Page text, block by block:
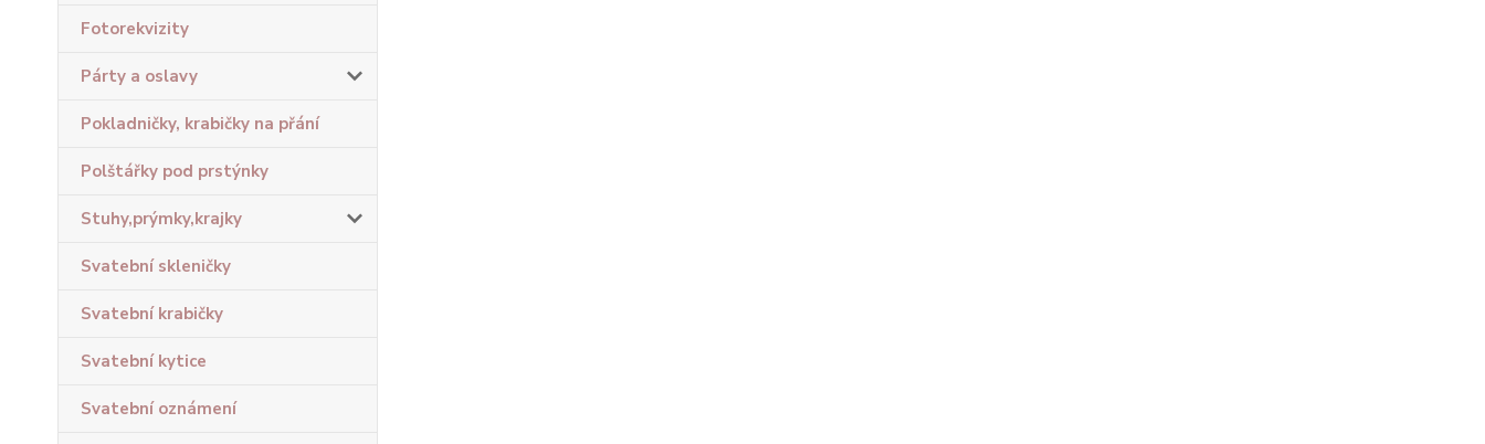
Fotorekvizity
Párty a oslavy
Pokladničky, krabičky na přání
Polštářky pod prstýnky
Stuhy,prýmky,krajky
Svatební skleničky
Svatební krabičky
Svatební kytice
Svatební oznámení